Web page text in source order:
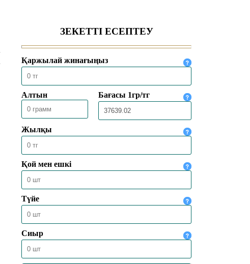
ТҮРКИЯДАҒЫ ТӨТЕНШЕ
ЕЛШІСІМЕН КЕЗДЕСТІ
04.08.2026 1933
БАС МҮФТИ ТӨРАЛҚА
МӘЖІЛІСІН ӨТКІЗДІ
31.07.2026